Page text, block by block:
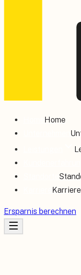
Home
Karriere
Ersparnis berechnen